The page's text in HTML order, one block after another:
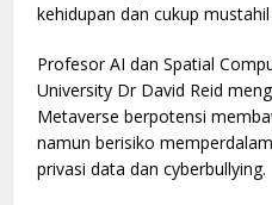
kehidupan dan cukup
Profesor AI dan Spatial
University Dr David Reid
Metaverse berpotensi
namun berisiko
privasi data dan cyberbullying.